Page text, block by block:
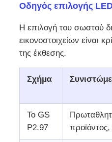
Οδηγός επιλογής
Η επιλογή του σωστού
εικονοστοιχείων είναι
της έκθεσης.
Σχήμα
Το GS
P2.97